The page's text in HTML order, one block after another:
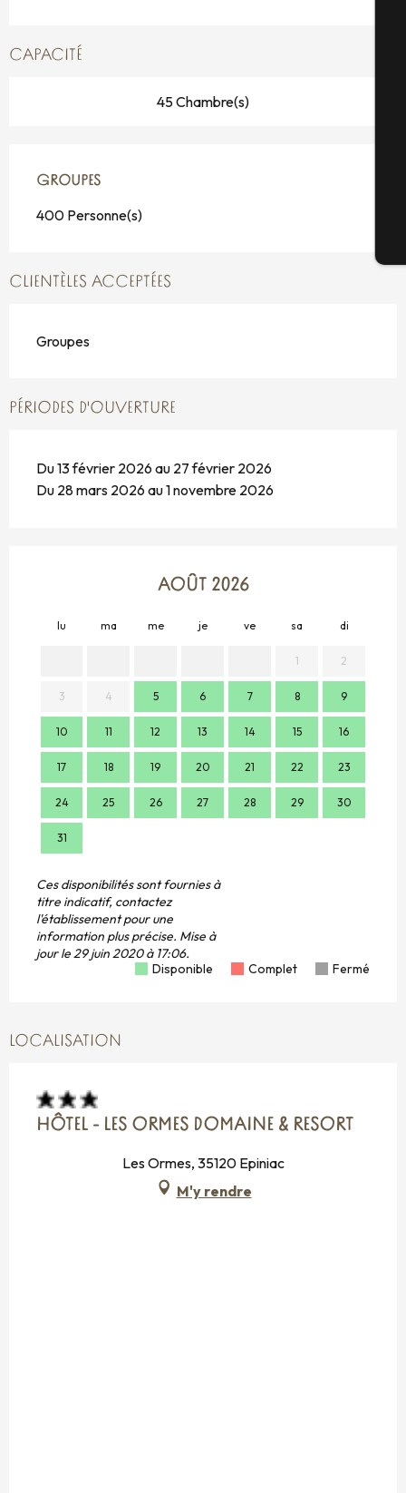
CAPACITÉ
45 Chambre(s)
GROUPES
GROUPES
400 Personne(s)
CLIENTÈLES ACCEPTÉES
Groupes
PÉRIODES D'OUVERTURE
Du 13 février 2026 au 27 février 2026
Du 28 mars 2026 au 1 novembre 2026
AOÛT 2026
lu ma me je ve sa di
1 2
3 4 5 6 7 8 9
10 11 12 13 14 15 16
17 18 19 20 21 22 23
24 25 26 27 28 29 30
31
Ces disponibilités sont fournies à
titre indicatif, contactez
l'établissement pour une
information plus précise. Mise à
jour le 29 juin 2020 à 17:06.
Disponible
Complet Fermé
LOCALISATION
HÔTEL - LES ORMES DOMAINE & RESORT
Les Ormes, 35120 Epiniac
M'y rendre